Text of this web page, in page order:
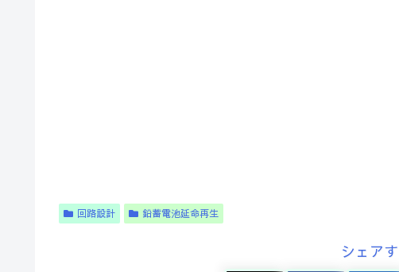
回路設計 鉛蓄電池延命再生
シェア